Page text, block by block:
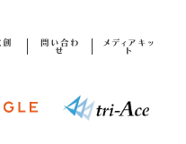
問い合わ
せ
メディアキッ
ト